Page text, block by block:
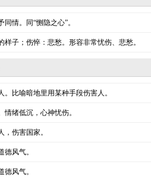
同情。同“恻隐之心”。
样子；伤悴：悲愁。形容非常忧伤、悲愁。
。比喻暗地里用某种手段伤害人。
情绪低沉，心神忧伤。
，伤害国家。
德风气。
德风气。